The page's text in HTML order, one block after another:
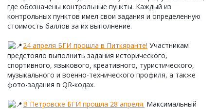
где обозначены контрольные пункты. Каждый из
контрольных пунктов имел свои задания и определенную
стоимость баллов за их выполнение.
24 апреля БГИ прошла в Питкяранте! Участникам
предстояло выполнить задания исторического,
спортивного, языкового, креативного, туристического,
музыкального и военно-технического профиля, а также
фото-задания в QR-кодах.
В Петровске БГИ прошла 28 апреля. Максимальный